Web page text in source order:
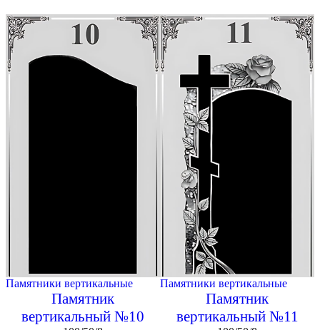
Памятники вертикальные
Памятник
вертикальный №10
Памятники вертикальные
Памятник
вертикальный №11